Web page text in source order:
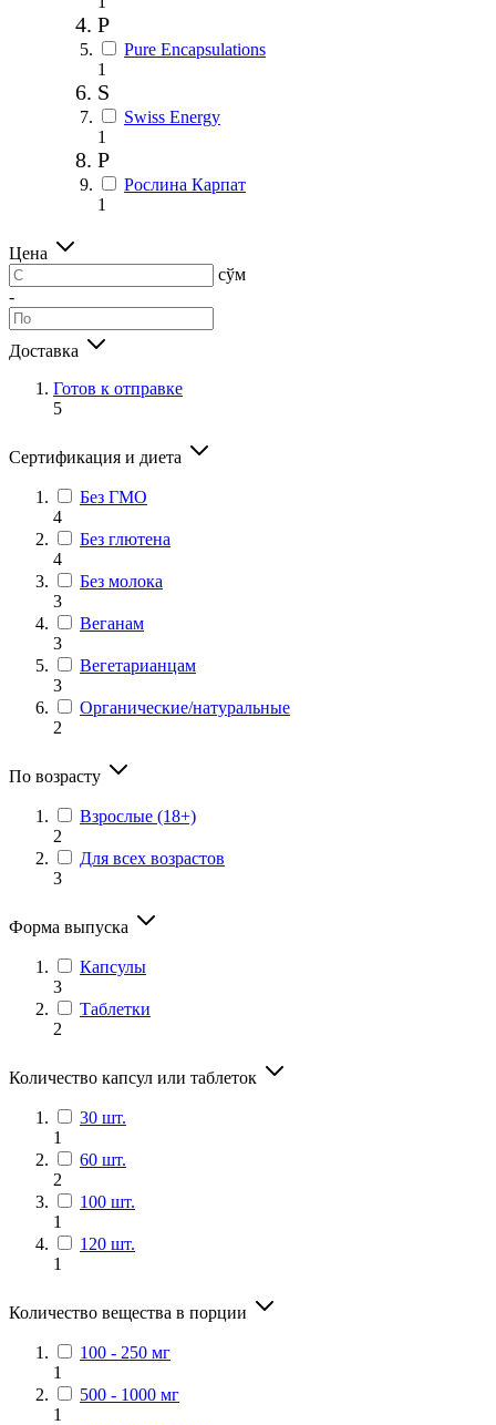
P
Pure Encapsulations
1
S
Swiss Energy
1
Р
Рослина Карпат
1
Цена
сўм
-
Доставка
Готов к отправке
5
Сертификация и диета
Без ГМО
4
Без глютена
4
Без молока
3
Веганам
3
Вегетарианцам
3
Органические/натуральные
2
По возрасту
Взрослые (18+)
2
Для всех возрастов
3
Форма выпуска
Капсулы
3
Таблетки
2
Количество капсул или таблеток
30 шт.
1
60 шт.
2
100 шт.
1
120 шт.
1
Количество вещества в порции
100 - 250 мг
1
500 - 1000 мг
1